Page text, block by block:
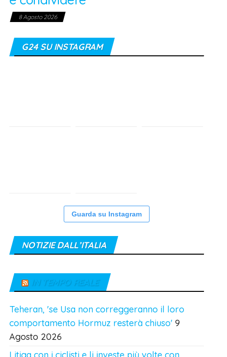
8 Agosto 2026
G24 SU INSTAGRAM
Guarda su Instagram
NOTIZIE DALL’ITALIA
IN TEMPO REALE
Teheran, 'se Usa non correggeranno il loro
comportamento Hormuz resterà chiuso' 9
Agosto 2026